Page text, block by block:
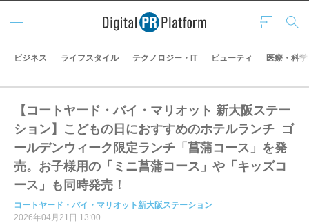
ログ
イン
検索
メニ
ュー
ビジネス ライフスタイル テクノロジー・IT ビューティ 医療・科学
【コートヤード・バイ・マリオット 新大阪ステー
ション】こどもの日におすすめのホテルランチ_ゴ
ールデンウィーク限定ランチ「菖蒲コース」を発
売。お子様用の「ミニ菖蒲コース」や「キッズコ
ース」も同時発売！
コートヤード・バイ・マリオット新大阪ステーション
2026年04月21日 13:00